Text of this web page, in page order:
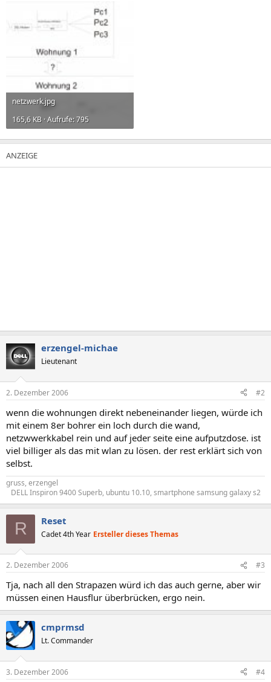
netzwerk.jpg
165,6 KB · Aufrufe: 795
erzengel-michae
Lieutenant
2. Dezember 2006 #2
wenn die wohnungen direkt nebeneinander liegen, würde ich
mit einem 8er bohrer ein loch durch die wand,
netzwwerkkabel rein und auf jeder seite eine aufputzdose. ist
viel billiger als das mit wlan zu lösen. der rest erklärt sich von
selbst.
gruss, erzengel
DELL Inspiron 9400 Superb, ubuntu 10.10, smartphone samsung galaxy s2​
R Reset
Cadet 4th Year Ersteller dieses Themas
2. Dezember 2006 #3
Tja, nach all den Strapazen würd ich das auch gerne, aber wir
müssen einen Hausflur überbrücken, ergo nein.
cmprmsd
Lt. Commander
3. Dezember 2006 #4